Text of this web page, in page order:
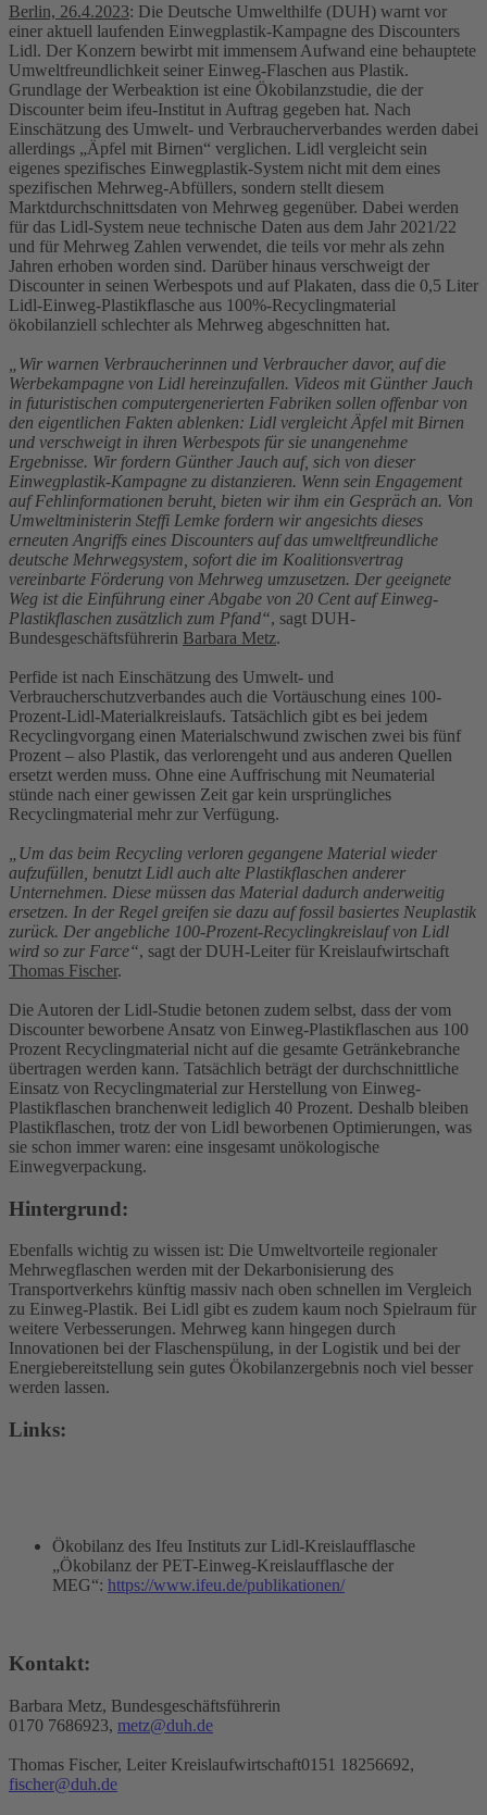
Berlin, 26.4.2023: Die Deutsche Umwelthilfe (DUH) warnt vor
einer aktuell laufenden Einwegplastik-Kampagne des Discounters
Lidl. Der Konzern bewirbt mit immensem Aufwand eine behauptete
Umweltfreundlichkeit seiner Einweg-Flaschen aus Plastik.
Grundlage der Werbeaktion ist eine Ökobilanzstudie, die der
Discounter beim ifeu-Institut in Auftrag gegeben hat. Nach
Einschätzung des Umwelt- und Verbraucherverbandes werden dabei
allerdings „Äpfel mit Birnen“ verglichen. Lidl vergleicht sein
eigenes spezifisches Einwegplastik-System nicht mit dem eines
spezifischen Mehrweg-Abfüllers, sondern stellt diesem
Marktdurchschnittsdaten von Mehrweg gegenüber. Dabei werden
für das Lidl-System neue technische Daten aus dem Jahr 2021/22
und für Mehrweg Zahlen verwendet, die teils vor mehr als zehn
Jahren erhoben worden sind. Darüber hinaus verschweigt der
Discounter in seinen Werbespots und auf Plakaten, dass die 0,5 Liter
Lidl-Einweg-Plastikflasche aus 100%-Recyclingmaterial
ökobilanziell schlechter als Mehrweg abgeschnitten hat.
„Wir warnen Verbraucherinnen und Verbraucher davor, auf die
Werbekampagne von Lidl hereinzufallen. Videos mit Günther Jauch
in futuristischen computergenerierten Fabriken sollen offenbar von
den eigentlichen Fakten ablenken: Lidl vergleicht Äpfel mit Birnen
und verschweigt in ihren Werbespots für sie unangenehme
Ergebnisse. Wir fordern Günther Jauch auf, sich von dieser
Einwegplastik-Kampagne zu distanzieren. Wenn sein Engagement
auf Fehlinformationen beruht, bieten wir ihm ein Gespräch an. Von
Umweltministerin Steffi Lemke fordern wir angesichts dieses
erneuten Angriffs eines Discounters auf das umweltfreundliche
deutsche Mehrwegsystem, sofort die im Koalitionsvertrag
vereinbarte Förderung von Mehrweg umzusetzen. Der geeignete
Weg ist die Einführung einer Abgabe von 20 Cent auf Einweg-
Plastikflaschen zusätzlich zum Pfand“, sagt DUH-
Bundesgeschäftsführerin Barbara Metz.
Perfide ist nach Einschätzung des Umwelt- und
Verbraucherschutzverbandes auch die Vortäuschung eines 100-
Prozent-Lidl-Materialkreislaufs. Tatsächlich gibt es bei jedem
Recyclingvorgang einen Materialschwund zwischen zwei bis fünf
Prozent – also Plastik, das verlorengeht und aus anderen Quellen
ersetzt werden muss. Ohne eine Auffrischung mit Neumaterial
stünde nach einer gewissen Zeit gar kein ursprüngliches
Recyclingmaterial mehr zur Verfügung.
„Um das beim Recycling verloren gegangene Material wieder
aufzufüllen, benutzt Lidl auch alte Plastikflaschen anderer
Unternehmen. Diese müssen das Material dadurch anderweitig
ersetzen. In der Regel greifen sie dazu auf fossil basiertes Neuplastik
zurück. Der angebliche 100-Prozent-Recyclingkreislauf von Lidl
wird so zur Farce“, sagt der DUH-Leiter für Kreislaufwirtschaft
Thomas Fischer.
Die Autoren der Lidl-Studie betonen zudem selbst, dass der vom
Discounter beworbene Ansatz von Einweg-Plastikflaschen aus 100
Prozent Recyclingmaterial nicht auf die gesamte Getränkebranche
übertragen werden kann. Tatsächlich beträgt der durchschnittliche
Einsatz von Recyclingmaterial zur Herstellung von Einweg-
Plastikflaschen branchenweit lediglich 40 Prozent. Deshalb bleiben
Plastikflaschen, trotz der von Lidl beworbenen Optimierungen, was
sie schon immer waren: eine insgesamt unökologische
Einwegverpackung.
Hintergrund:
Ebenfalls wichtig zu wissen ist: Die Umweltvorteile regionaler
Mehrwegflaschen werden mit der Dekarbonisierung des
Transportverkehrs künftig massiv nach oben schnellen im Vergleich
zu Einweg-Plastik. Bei Lidl gibt es zudem kaum noch Spielraum für
weitere Verbesserungen. Mehrweg kann hingegen durch
Innovationen bei der Flaschenspülung, in der Logistik und bei der
Energiebereitstellung sein gutes Ökobilanzergebnis noch viel besser
werden lassen.
Links:
Ökobilanz des Ifeu Instituts zur Lidl-Kreislaufflasche
„Ökobilanz der PET-Einweg-Kreislaufflasche der
MEG“: https://www.ifeu.de/publikationen/
Kontakt:
Barbara Metz, Bundesgeschäftsführerin
0170 7686923, metz@duh.de
Thomas Fischer, Leiter Kreislaufwirtschaft0151 18256692,
fischer@duh.de